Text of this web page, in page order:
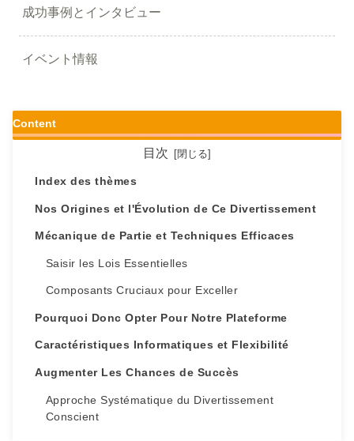
成功事例とインタビュー
イベント情報
Content
目次
Index des thèmes
Nos Origines et l'Évolution de Ce Divertissement
Mécanique de Partie et Techniques Efficaces
Saisir les Lois Essentielles
Composants Cruciaux pour Exceller
Pourquoi Donc Opter Pour Notre Plateforme
Caractéristiques Informatiques et Flexibilité
Augmenter Les Chances de Succès
Approche Systématique du Divertissement
Conscient